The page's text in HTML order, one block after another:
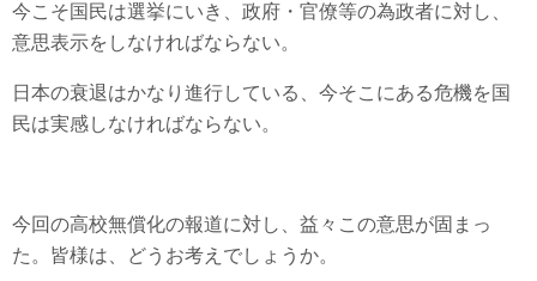
今こそ国民は選挙にいき、政府・官僚等の為政者に対し、
意思表示をしなければならない。
日本の衰退はかなり進行している、今そこにある危機を国
民は実感しなければならない。
今回の高校無償化の報道に対し、益々この意思が固まっ
た。皆様は、どうお考えでしょうか。